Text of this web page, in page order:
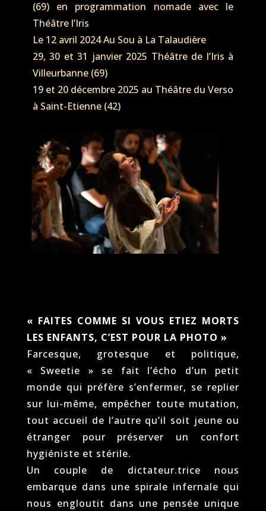
(69) en programmation nomade avec le
Théâtre l’Iris
Le 12 avril 2024 Au Sou à La Talaudière
29, 30 et 31 janvier 2025 Théâtre de l’Iris à
Villeurbanne (69)
19 et 20 décembre 2025 au Théâtre du Verso
à Saint-Etienne (42)
« FAITES COMME SI VOUS ETIEZ MORTS
LES ENFANTS, C’EST POUR LA PHOTO »
Farcesque, grotesque et politique,
« Sweetie » se fait l’écho d’un petit
monde qui préfère s’enfermer, se replier
sur lui-même, empêcher toute mutation,
tout accueil de l’autre qu’il soit jeune ou
étranger pour préserver un confort
hygiéniste et stérile.
Un couple de dictateur.trice nous
embarque dans une spirale infernale qui
nous engloutit dans une pensée unique